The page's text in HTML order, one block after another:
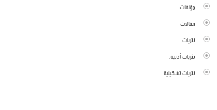
مؤلفات
مقالات
نثريات
نثريات أدبية.
نثريات تشكيلية